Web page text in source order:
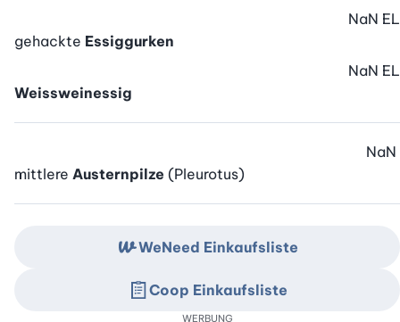
gehackte Essiggurken
NaN EL
Weissweinessig
NaN EL
mittlere Austernpilze (Pleurotus)
NaN
WeNeed Einkaufsliste
Coop Einkaufsliste
WERBUNG